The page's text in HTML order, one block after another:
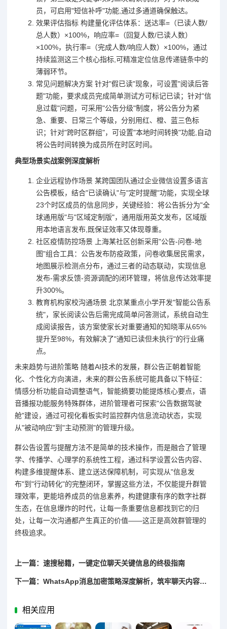
员，可启用"短信补呼"功能,通过多通道确保触达。
效果评估指标 构建量化评估体系：送达率=（已读人数/
总人数）×100%，响应率=（回复人数/已读人数）
×100%，执行率=（完成人数/响应人数）×100%，通过
持续监测这三个核心指标,可精准定位信息传递链条中的
薄弱环节。
常见问题解决方案 针对"假已读"现象，可设置"阅读后答
题"功能，要求成员完成简单测试方可标记已读；针对"信
息过载"问题，可采用"公告分级"制度，将公告分为紧
急、重要、日常三个等级，分别用红、橙、蓝三色标
识；针对"跨时区群组"，可设置"本地时间转换"功能,自动
将公告时间转换为成员所在时区时间。
典型场景实战案例深度解析
企业远程协作场景 某跨国团队通过企业微信设置多语言
公告模板，结合"已读确认"与"定时提醒"功能，实现全球
23个时区成员的信息同步，关键经验：将公告拆分为"全
球通用版"与"区域定制版"，通用版用英文发布，区域版
用本地语言发布,既保证效率又体现尊重。
社区疫情防控场景 上海某社区创新采用"公告-问卷-地
图"组合工具：公告发布防疫政策，问卷收集居民需求，
地图展示检测点分布，通过三者的动态联动，实现信息
发布-需求反馈-资源调配的闭环管理，将信息传达效率提
升300%。
教育机构家校沟通场景 北京某重点小学开发"智能公告系
统"，家长阅读公告后需完成简单问答测试，系统自动生
成阅读报告，该方案使家长对重要通知的知晓率从65%
提升至98%，有效解决了"通知已读但未执行"的行业痛
点。
未来趋势与进阶策略 随着AI技术的发展，群公告正朝着智能
化、个性化方向演进，未来的群公告系统可能具备以下特征：
情感分析功能自动调整语气，智能摘要功能提炼核心要点，语
音播报功能服务特殊群体，进阶管理者可探索"公告数据驾驶
舱"建设，通过可视化看板实时监控群内信息流动状态，实现
从"被动响应"到"主动预测"的管理升级。
群公告设置与提醒方法不是简单的技术操作，而是融合了管理
学、传播学、心理学的系统性工程，通过科学设置公告内容、
构建多维提醒体系、建立送达保障机制，可实现从"信息发
布"到"行动转化"的完整闭环，掌握这些方法，不仅能提升群管
理效率，更能培养成员的信息素养，构建健康有序的数字社群
生态，在信息爆炸的时代，让每一条重要信息都找到它的归
处，让每一次沟通都产生真正的价值——这正是高效群管理的
终极追求。
上一篇：速搜秘籍，一键定位聊天关键信息的终极指南
下一篇：WhatsApp消息加密策略深度解析，筑牢聊天内容防泄密屏障
相关应用